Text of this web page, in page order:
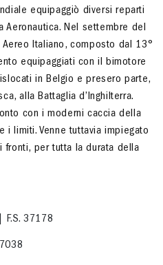
equipaggiò diversi reparti
Aeronautica. Nel settembre del
Italiano, composto dal 13°
equipaggiati con il bimotore
in Belgio e presero parte,
alla Battaglia d’Inghilterra.
con i moderni caccia della
i limiti. Venne tuttavia impiegato
fronti, per tutta la durata della
| F.S. 37178